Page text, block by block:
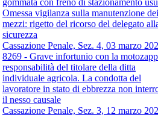
Omessa vigilanza sulla manutenzione dei
mezzi: rigetto del ricorso del delegato
sicurezza
Cassazione Penale, Sez. 4, 03 marzo
8269 - Grave infortunio con la
responsabilità del titolare della ditta
individuale agricola. La condotta del
lavoratore in stato di ebbrezza non
il nesso causale
Cassazione Penale, Sez. 3, 12 marzo